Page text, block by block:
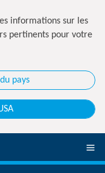
informations sur les
pertinents pour votre
pays